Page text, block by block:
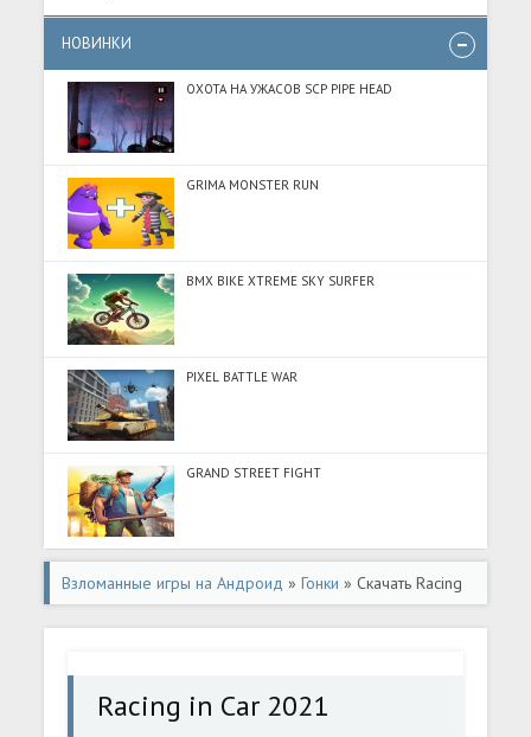
НОВИНКИ
ОХОТА НА УЖАСОВ SCP PIPE HEAD
GRIMA MONSTER RUN
BMX BIKE XTREME SKY SURFER
PIXEL BATTLE WAR
GRAND STREET FIGHT
Взломанные игры на Андроид »Гонки » Скачать Racing
in Car 2021 (Разблокировано все) на Андроид
Racing in Car 2021